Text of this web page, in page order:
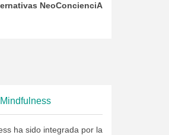
NeoConcienciA
ha sido integrada por la